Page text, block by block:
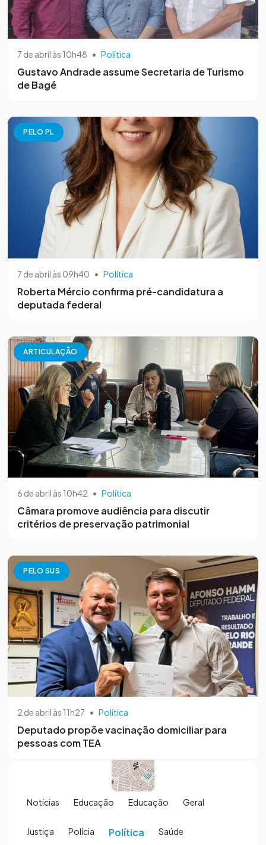
7 de abril às 10h48 • Política
Gustavo Andrade assume Secretaria de Turismo
de Bagé
PELO PL
7 de abril às 09h40 • Política
Roberta Mércio confirma pré-candidatura a
deputada federal
ARTICULAÇÃO
6 de abril às 10h42 • Política
Câmara promove audiência para discutir
critérios de preservação patrimonial
PELO SUS
2 de abril às 11h27 • Política
Deputado propõe vacinação domiciliar para
pessoas com TEA
Notícias Educação Educação Geral
Justiça Polícia Política Saúde